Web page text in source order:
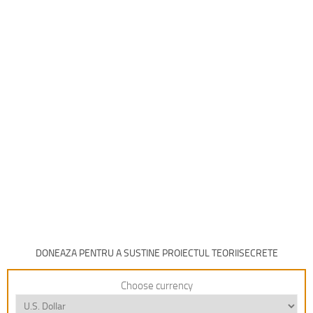
DONEAZA PENTRU A SUSTINE PROIECTUL TEORIISECRETE
Choose currency